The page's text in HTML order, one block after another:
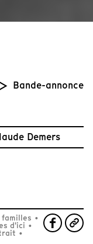
Bande-annonce
Demers
•
d'ici •
•